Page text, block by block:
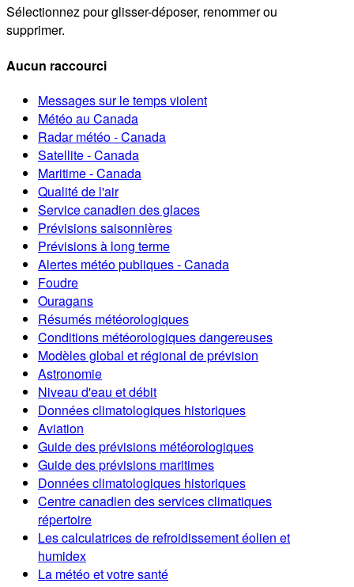
Sélectionnez pour glisser-déposer, renommer ou
supprimer.
Aucun raccourci
Messages sur le temps violent
Météo au Canada
Radar météo - Canada
Satellite - Canada
Maritime - Canada
Qualité de l'air
Service canadien des glaces
Prévisions saisonnières
Prévisions à long terme
Alertes météo publiques - Canada
Foudre
Ouragans
Résumés météorologiques
Conditions météorologiques dangereuses
Modèles global et régional de prévision
Astronomie
Niveau d'eau et débit
Données climatologiques historiques
Aviation
Guide des prévisions météorologiques
Guide des prévisions maritimes
Données climatologiques historiques
Centre canadien des services climatiques
répertoire
Les calculatrices de refroidissement éolien et
humidex
La météo et votre santé